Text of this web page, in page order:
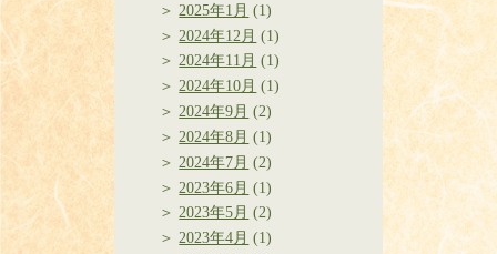
2025年1月 (1)
2024年12月 (1)
2024年11月 (1)
2024年10月 (1)
2024年9月 (2)
2024年8月 (1)
2024年7月 (2)
2023年6月 (1)
2023年5月 (2)
2023年4月 (1)